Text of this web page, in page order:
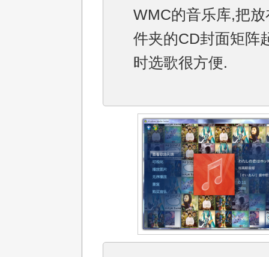
WMC的音乐库,把
件夹的CD封面矩阵
时选歌很方便.